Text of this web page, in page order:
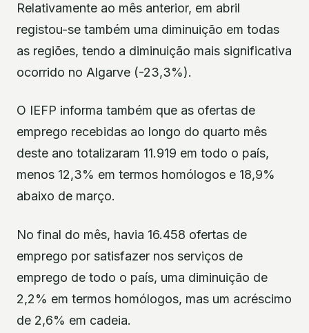
Relativamente ao mês anterior, em abril
registou-se também uma diminuição em todas
as regiões, tendo a diminuição mais significativa
ocorrido no Algarve (-23,3%).
O IEFP informa também que as ofertas de
emprego recebidas ao longo do quarto mês
deste ano totalizaram 11.919 em todo o país,
menos 12,3% em termos homólogos e 18,9%
abaixo de março.
No final do mês, havia 16.458 ofertas de
emprego por satisfazer nos serviços de
emprego de todo o país, uma diminuição de
2,2% em termos homólogos, mas um acréscimo
de 2,6% em cadeia.